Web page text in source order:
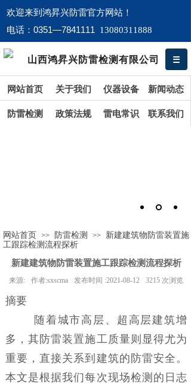
欢迎来到鸿​昇兴防雷官方网站！
电话： 0351—7841111 13080311888
仪器设备
关于我们
联系我们
雷电常识
政策法规
防雷检测
网站首页 新闻动态
山西鸿昇兴防雷检测有限公司
网站首页 >> 防雷检测 >>
新建建筑物防雷装置施
工跟踪检测流程探析
新建建筑物防雷装置施工跟踪检测流程探析
来源: 作者:sxscma 发布时间 :2021-08-12 3215 次浏览
摘要
随着城市高层、超高层建筑增
多，其防雷装置施工质量则显得尤为
重要，直接关系到建筑的防雷安全。
本文是根据我们每次现场检测的日志